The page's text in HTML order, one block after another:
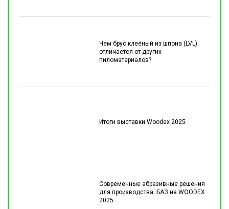
Чем брус клеёный из шпона (LVL)
отличается от других
пиломатериалов?
Итоги выставки Woodex 2025
Современные абразивные решения
для производства: БАЗ на WOODEX
2025